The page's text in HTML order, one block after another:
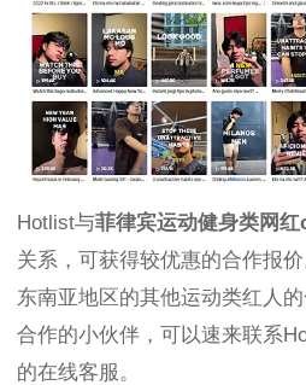
Hotlist与菲律宾运动健身类网红
关系，可获得较优惠的合作报
东南亚地区的其他运动类红人
合作的小伙伴，可以速来联系
的在线客服。